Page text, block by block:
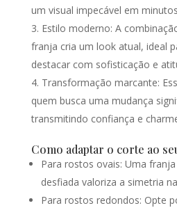
um visual impecável em
Estilo moderno: A
franja cria um look atual, ideal
destacar com sofisticação e
Transformação marcante:
quem busca uma mudança
transmitindo confiança e
Como adaptar o corte ao
Para rostos ovais: Uma
desfiada valoriza a simetria
Para rostos redondos: Opte